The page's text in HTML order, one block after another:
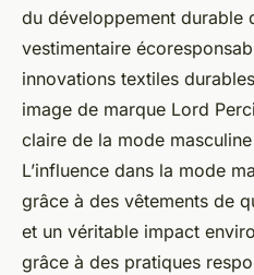
du développement durable
vestimentaire
innovations textiles
image de marque Lord
claire de la mode
L’influence dans la mode
grâce à des vêtements de
et un véritable impact
grâce à des pratiques